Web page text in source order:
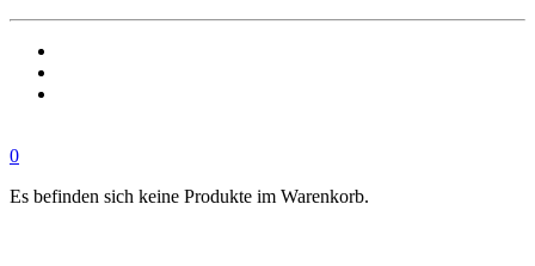
0
Es befinden sich keine Produkte im Warenkorb.